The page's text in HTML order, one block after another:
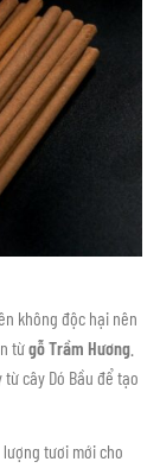
không độc hại nên
từgỗ Trầm Hương
cây Dó Bầu để tạo
tươi mới cho